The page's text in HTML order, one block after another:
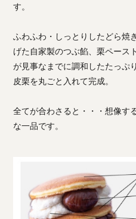
す。
ふわふわ・しっとりしたどら焼
げた自家製のつぶ餡、栗ペース
が見事なまでに調和したたっぷ
皮栗を丸ごと入れて完成。
全てが合わさると・・・想像す
な一品です。